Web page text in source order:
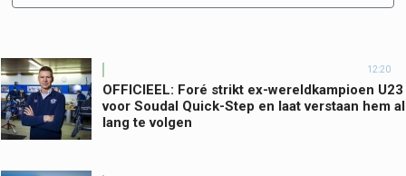
12:20
OFFICIEEL: Foré strikt ex-wereldkampioen U23
voor Soudal Quick-Step en laat verstaan hem al
lang te volgen